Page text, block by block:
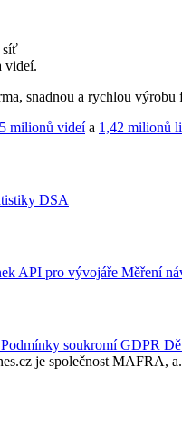
síť
videí.
snadnou a rychlou
milionů videía 1,42 milionů
DSA
API pro vývojáře Měření
Podmínky soukromíGDPR
je společnost MAFRA,